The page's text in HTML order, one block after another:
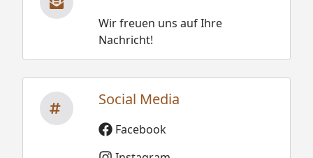
Wir freuen uns auf Ihre
Nachricht!
Social Media
Facebook